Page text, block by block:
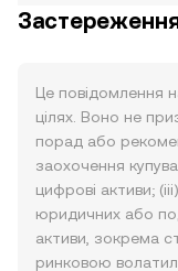
Це повідомлення
цілях. Воно не
порад або
заохочення
цифрові активи;
юридичних або
активи, зокрема
ринковою